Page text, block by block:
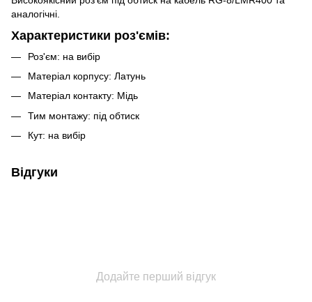
аналогічні.
Характеристики роз'ємів:
Роз'єм: на вибір
Матеріал корпусу: Латунь
Матеріал контакту: Мідь
Тим монтажу: під обтиск
Кут: на вибір
Відгуки
Додайте перший відгук